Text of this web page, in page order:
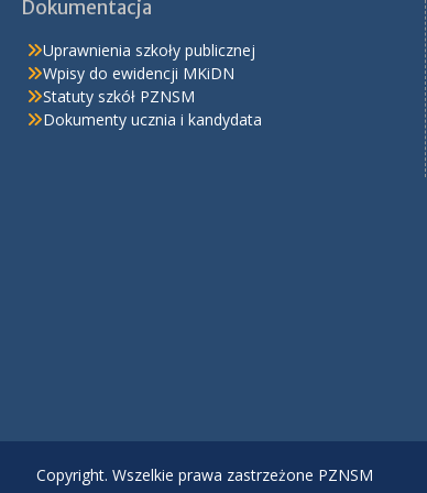
Dokumentacja
Uprawnienia szkoły publicznej
Wpisy do ewidencji MKiDN
Statuty szkół PZNSM
Dokumenty ucznia i kandydata
Copyright. Wszelkie prawa zastrzeżone PZNSM